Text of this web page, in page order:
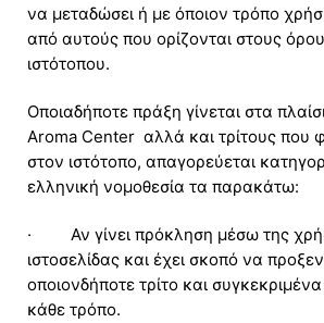
να μεταδώσει ή με όποιον τρόπο
από αυτούς που ορίζονται στους
ιστότοπου.
Οποιαδήποτε πράξη γίνεται στα
Aroma Center αλλά και τρίτους που
στον ιστότοπο, απαγορεύεται
ελληνική νομοθεσία τα παρακάτω:
· Αν γίνει πρόκληση μέσω της
ιστοσελίδας και έχει σκοπό να
οποιονδήποτε τρίτο και
κάθε τρόπο.